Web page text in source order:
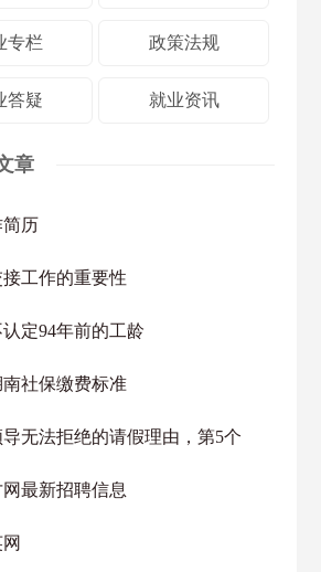
专栏 政策法规
答疑 就业资讯
章
历
工作的重要性
定94年前的工龄
南社保缴费标准
无法拒绝的请假理由，第5个
最新招聘信息